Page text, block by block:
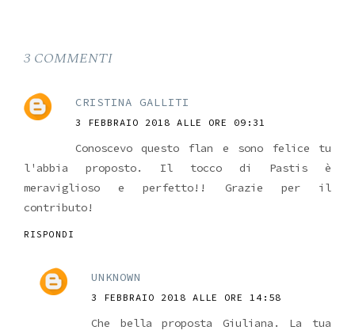
3 COMMENTI
CRISTINA GALLITI
3 FEBBRAIO 2018 ALLE ORE 09:31
Conoscevo questo flan e sono felice tu
l'abbia proposto. Il tocco di Pastis è
meraviglioso e perfetto!! Grazie per il
contributo!
RISPONDI
UNKNOWN
3 FEBBRAIO 2018 ALLE ORE 14:58
Che bella proposta Giuliana. La tua